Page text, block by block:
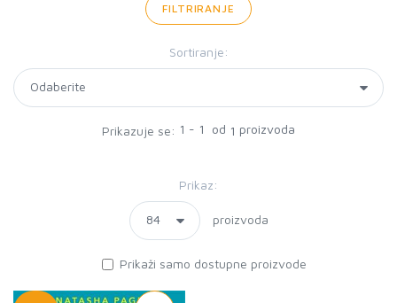
FILTRIRANJE
Sortiranje:
Prikazuje se: 1 - 1 od 1 proizvoda
Prikaz:
proizvoda
Prikaži samo dostupne proizvode